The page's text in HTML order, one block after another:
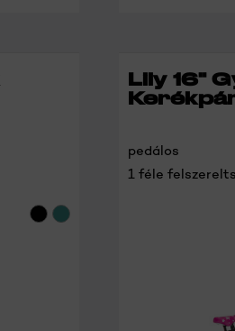
Lily 16"
pedálos
1 féle